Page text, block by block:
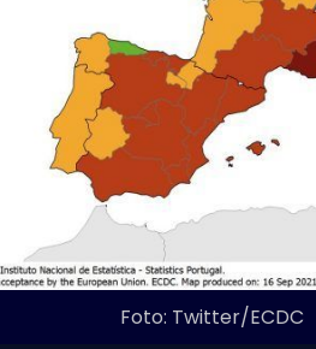
Foto: Twitter/ECDC